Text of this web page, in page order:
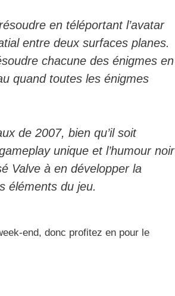
en téléportant l’avatar
entre deux surfaces planes.
chacune des énigmes en
quand toutes les énigmes
de 2007, bien qu’il soit
unique et l’humour noir
Valve à en développer la
éléments du jeu.
end, donc profitez en pour le